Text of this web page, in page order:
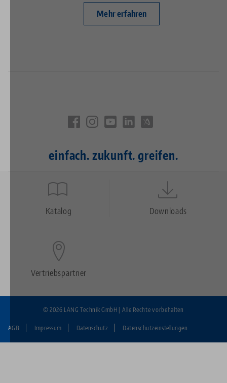
Mehr erfahren
einfach. zukunft. greifen.
Quicklinks
Katalog Downloads
Vertriebspartner
Fußzeile:
AGB Impressum Datenschutz Datenschutzeinstellungen
© 2026 LANG Technik GmbH | Alle Rechte vorbehalten